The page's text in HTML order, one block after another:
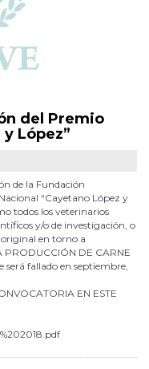
del Premio
López”
de la Fundación
“Cayetano López y
todos los veterinarios
y/o de investigación, o
en torno a
PRODUCCIÓN DE CARNE
será fallado en septiembre,
EN ESTE